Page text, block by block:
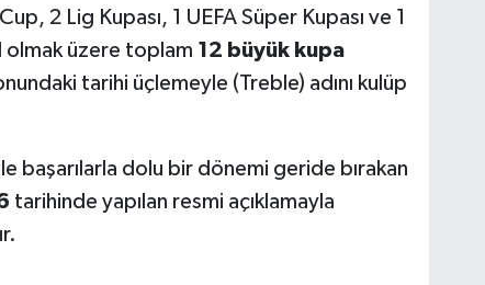
2 Lig Kupası, 1 UEFA Süper Kupası ve 1
olmak üzere toplam 12 büyük kupa
tarihi üçlemeyle (Treble) adını kulüp
başarılarla dolu bir dönemi geride bırakan
tarihinde yapılan resmi açıklamayla